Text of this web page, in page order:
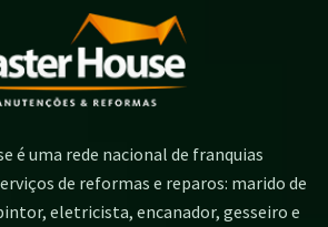
é uma rede nacional de franquias
de reformas e reparos: marido de
eletricista, encanador, gesseiro e